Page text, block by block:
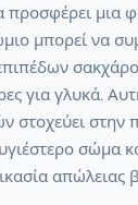
προσφέρει μια
μπορεί να
για γλυκά.
στοχεύει στην
σώμα
απώλειας